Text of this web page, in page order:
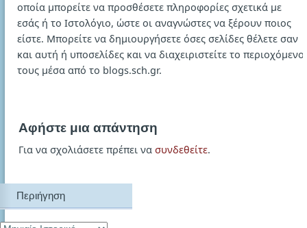
οποία μπορείτε να προσθέσετε πληροφορίες σχετικά με
εσάς ή το Ιστολόγιο, ώστε οι αναγνώστες να ξέρουν ποιος
είστε. Μπορείτε να δημιουργήσετε όσες σελίδες θέλετε σαν
και αυτή ή υποσελίδες και να διαχειριστείτε το περιοχόμενο
τους μέσα από το blogs.sch.gr.
Αφήστε μια απάντηση
Για να σχολιάσετε πρέπει να συνδεθείτε.
Περιήγηση